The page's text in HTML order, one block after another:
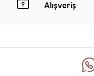
Alışveriş